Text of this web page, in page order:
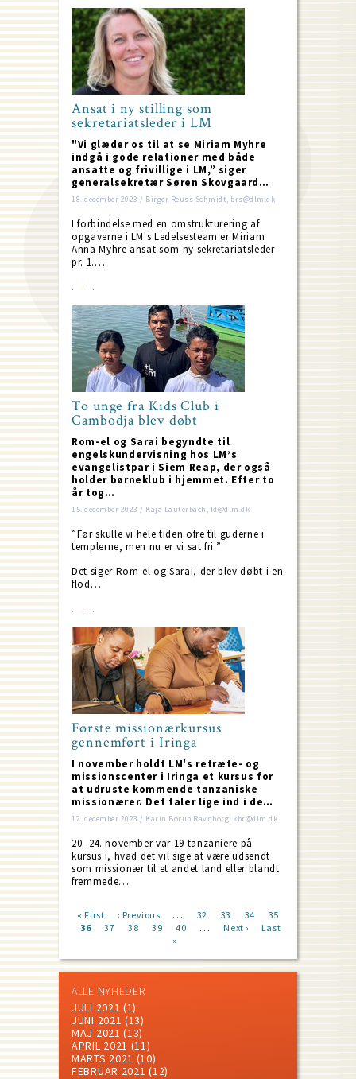
Ansat i ny stilling som
sekretariatsleder i LM
"Vi glæder os til at se Miriam Myhre
indgå i gode relationer med både
ansatte og frivillige i LM,” siger
generalsekretær Søren Skovgaard…
18. december 2023 / Birger Reuss Schmidt, brs@dlm.dk
I forbindelse med en omstrukturering af
opgaverne i LM's Ledelsesteam er Miriam
Anna My­h­re ansat som ny sekretariatsleder
pr. 1.…
To unge fra Kids Club i
Cambodja blev døbt
Rom-el og Sarai begyndte til
engelskundervisning hos LM’s
evangelistpar i Siem Reap, der også
holder børneklub i hjemmet. Efter to
år tog…
15. december 2023 / Kaja Lauterbach, kl@dlm.dk
”Før skulle vi hele tiden ofre til guderne i
templerne, men nu er vi sat fri.”
Det siger Rom-el og Sarai, der blev døbt i en
flod…
Første missionærkursus
gennemført i Iringa
I november holdt LM's retræte- og
missionscenter i Iringa et kursus for
at udruste kommende tanzaniske
missionærer. Det taler lige ind i de…
12. december 2023 / Karin Borup Ravnborg; kbr@dlm.dk
20.-24. november var 19 tanzaniere på
kursus i, hvad det vil sige at være udsendt
som missionær til et andet land eller blandt
fremmede…
Pagination
First
page
« First
Previous
page
‹ Previous … Page
32 Page
33 Page
34 Page
35
Current
36 Page
37 Page
38 Page
39 Page
40 …
Next
Next ›
Last
Last
»
ALLE NYHEDER
JULI 2021 (1)
JUNI 2021 (13)
MAJ 2021 (13)
APRIL 2021 (11)
MARTS 2021 (10)
FEBRUAR 2021 (12)